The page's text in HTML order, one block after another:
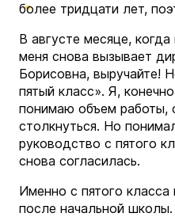
более тридцати лет,
В августе месяце,
меня снова вызывает
Борисовна, выручайте!
пятый класс». Я,
понимаю объем работы,
столкнуться. Но
руководство с пятого
снова согласилась.
Именно с пятого
после начальной